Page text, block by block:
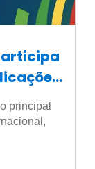
principal